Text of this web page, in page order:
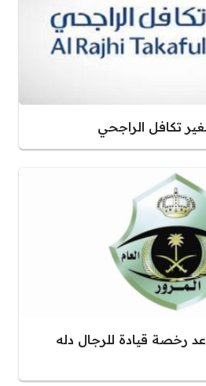
تكافل الراجحي
رخصة قيادة للرجال دله